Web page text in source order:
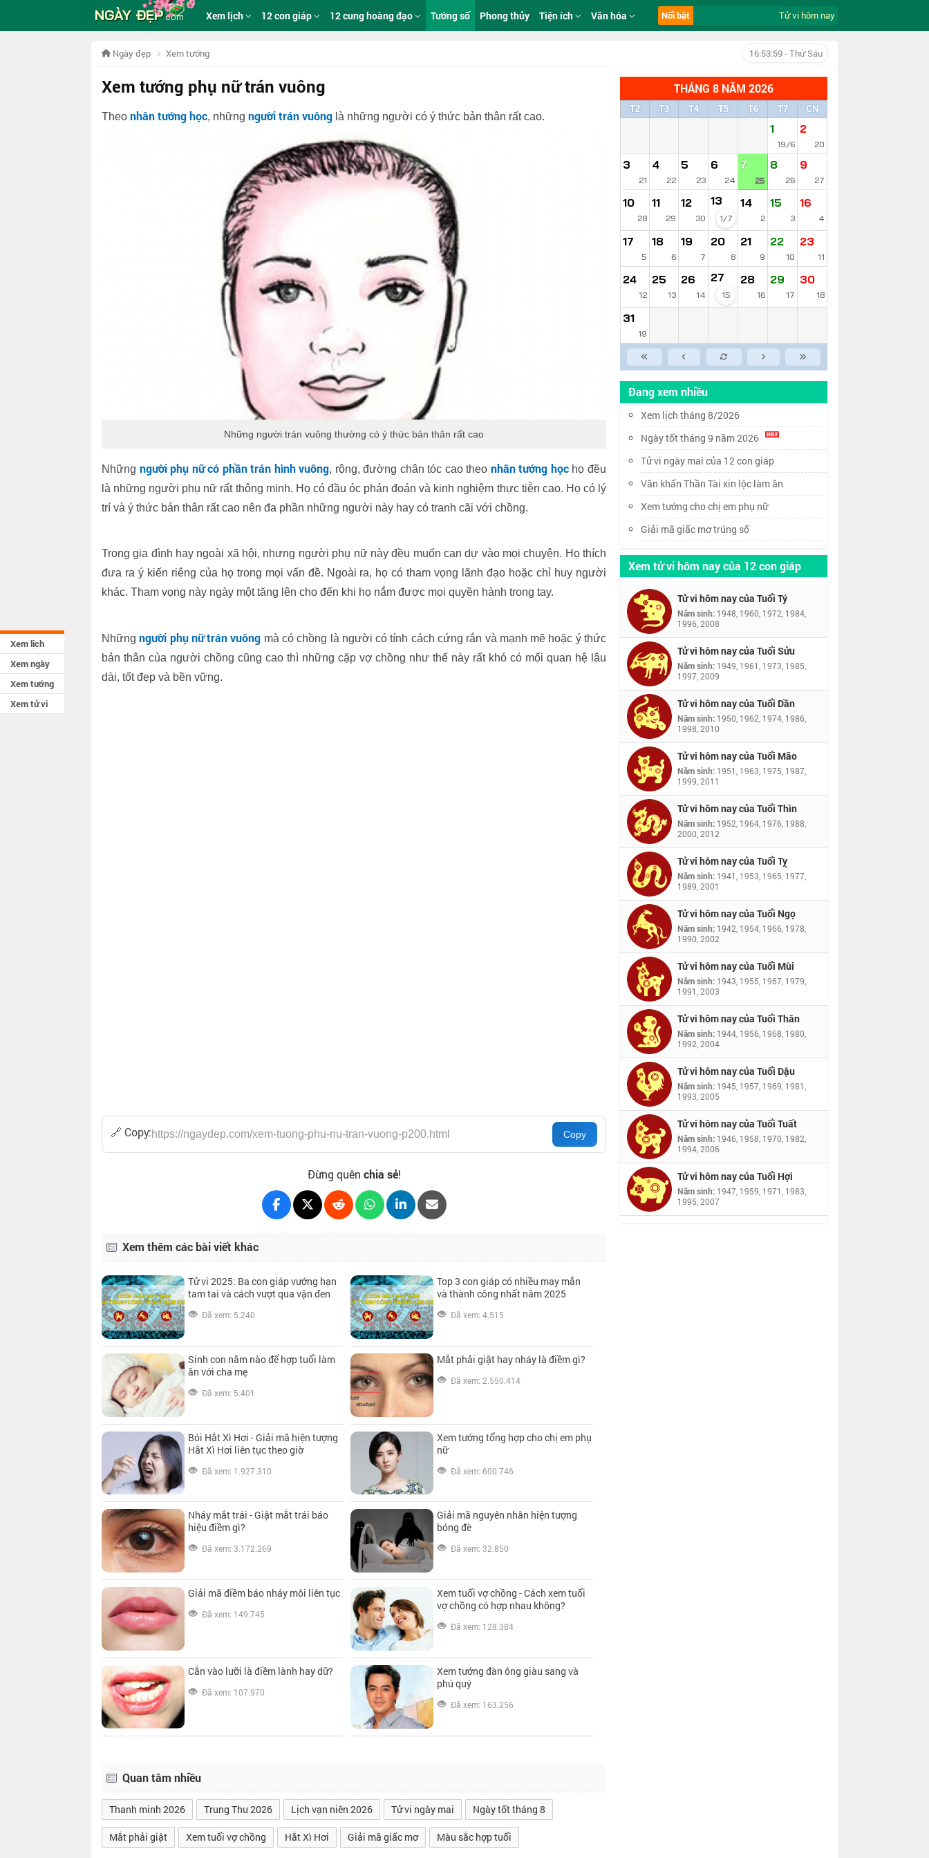
Xem lịch
Xem ngày
Xem tướng
Xem tử vi
NGÀY ĐẸP.com Xem lịch 12 con giáp 12 cung hoàng đạo Tướng số Phong thủy Tiện ích Văn hóa Nổi bật Tử vi hôm nay ngày 7/8/2026 của 12
Ngày đẹp Xem tướng 16:54:00- Thứ Sáu
Xem tướng phụ nữ trán vuông
Theo nhân tướng học, những người trán vuông là những người có ý thức bản thân rất cao.
Những người trán vuông thường có ý thức bản thân rất cao
Những người phụ nữ có phần trán hình vuông, rộng, đường chân tóc cao theo nhân tướng họchọ đều
là những người phụ nữ rất thông minh. Họ có đầu óc phán đoán và kinh nghiệm thực tiễn cao. Họ có lý
trí và ý thức bản thân rất cao nên đa phần những người này hay có tranh cãi với chồng.
Trong gia đình hay ngoài xã hội, nhưng người phụ nữ này đều muốn can dự vào mọi chuyện. Họ thích
đưa ra ý kiến riêng của họ trong mọi vấn đề. Ngoài ra, họ có tham vọng lãnh đạo hoặc chỉ huy người
khác. Tham vọng này ngày một tăng lên cho đến khi họ nắm được mọi quyền hành trong tay.
Nhữngngười phụ nữ trán vuông mà có chồng là người có tính cách cứng rắn và mạnh mẽ hoặc ý thức
bản thân của người chồng cũng cao thì những cặp vợ chồng như thế này rất khó có mối quan hệ lâu
dài, tốt đẹp và bền vững.
🔗 Copy:
Đừng quên chia sẻ!
Xem thêm các bài viết khác
Tử vi 2025: Ba con giáp vướng hạn
tam tai và cách vượt qua vận đen
Đã xem: 5.240
Top 3 con giáp có nhiều may mắn
và thành công nhất năm 2025
Đã xem: 4.515
Sinh con năm nào để hợp tuổi làm
ăn với cha mẹ
Đã xem: 5.401
Mắt phải giật hay nháy là điềm gì?
Đã xem: 2.550.414
Bói Hắt Xì Hơi - Giải mã hiện tượng
Hắt Xì Hơi liên tục theo giờ
Đã xem: 1.927.310
Xem tướng tổng hợp cho chị em phụ
nữ
Đã xem: 600.746
Nháy mắt trái - Giật mắt trái báo
hiệu điềm gì?
Đã xem: 3.172.269
Giải mã nguyên nhân hiện tượng
bóng đè
Đã xem: 32.850
Giải mã điềm báo nháy môi liên tục
Đã xem: 149.745
Xem tuổi vợ chồng - Cách xem tuổi
vợ chồng có hợp nhau không?
Đã xem: 128.384
Cắn vào lưỡi là điềm lành hay dữ?
Đã xem: 107.970
Xem tướng đàn ông giàu sang và
phú quý
Đã xem: 163.256
Quan tâm nhiều
Thanh minh 2026 Trung Thu 2026 Lịch vạn niên 2026 Tử vi ngày mai Ngày tốt tháng 8
Mắt phải giật Xem tuổi vợ chồng Hắt Xì Hơi Giải mã giấc mơ Màu sắc hợp tuổi
THÁNG 8 NĂM 2026
T2 T3 T4 T5 T6 T7 CN
1
19/6
2
20
3
21
4
22
5
23
6
24
7
25
8
26
9
27
10
28
11
29
12
30
13
1/7
14
2
15
3
16
4
17
5
18
6
19
7
20
8
21
9
22
10
23
11
24
12
25
13
26
14
27
15
28
16
29
17
30
18
31
19
Đang xem nhiều
Xem lịch tháng 8/2026
Ngày tốt tháng 9 năm 2026
Tử vi ngày mai của 12 con giáp
Văn khấn Thần Tài xin lộc làm ăn
Xem tướng cho chị em phụ nữ
Giải mã giấc mơ trúng số
Xem tử vi hôm nay của 12 con giáp
Tử vi hôm nay của Tuổi Tý
Năm sinh: 1948, 1960, 1972, 1984,
1996, 2008
Tử vi hôm nay của Tuổi Sửu
Năm sinh: 1949, 1961, 1973, 1985,
1997, 2009
Tử vi hôm nay của Tuổi Dần
Năm sinh: 1950, 1962, 1974, 1986,
1998, 2010
Tử vi hôm nay của Tuổi Mão
Năm sinh: 1951, 1963, 1975, 1987,
1999, 2011
Tử vi hôm nay của Tuổi Thìn
Năm sinh: 1952, 1964, 1976, 1988,
2000, 2012
Tử vi hôm nay của Tuổi Tỵ
Năm sinh: 1941, 1953, 1965, 1977,
1989, 2001
Tử vi hôm nay của Tuổi Ngọ
Năm sinh: 1942, 1954, 1966, 1978,
1990, 2002
Tử vi hôm nay của Tuổi Mùi
Năm sinh: 1943, 1955, 1967, 1979,
1991, 2003
Tử vi hôm nay của Tuổi Thân
Năm sinh: 1944, 1956, 1968, 1980,
1992, 2004
Tử vi hôm nay của Tuổi Dậu
Năm sinh: 1945, 1957, 1969, 1981,
1993, 2005
Tử vi hôm nay của Tuổi Tuất
Năm sinh: 1946, 1958, 1970, 1982,
1994, 2006
Tử vi hôm nay của Tuổi Hợi
Năm sinh: 1947, 1959, 1971, 1983,
1995, 2007